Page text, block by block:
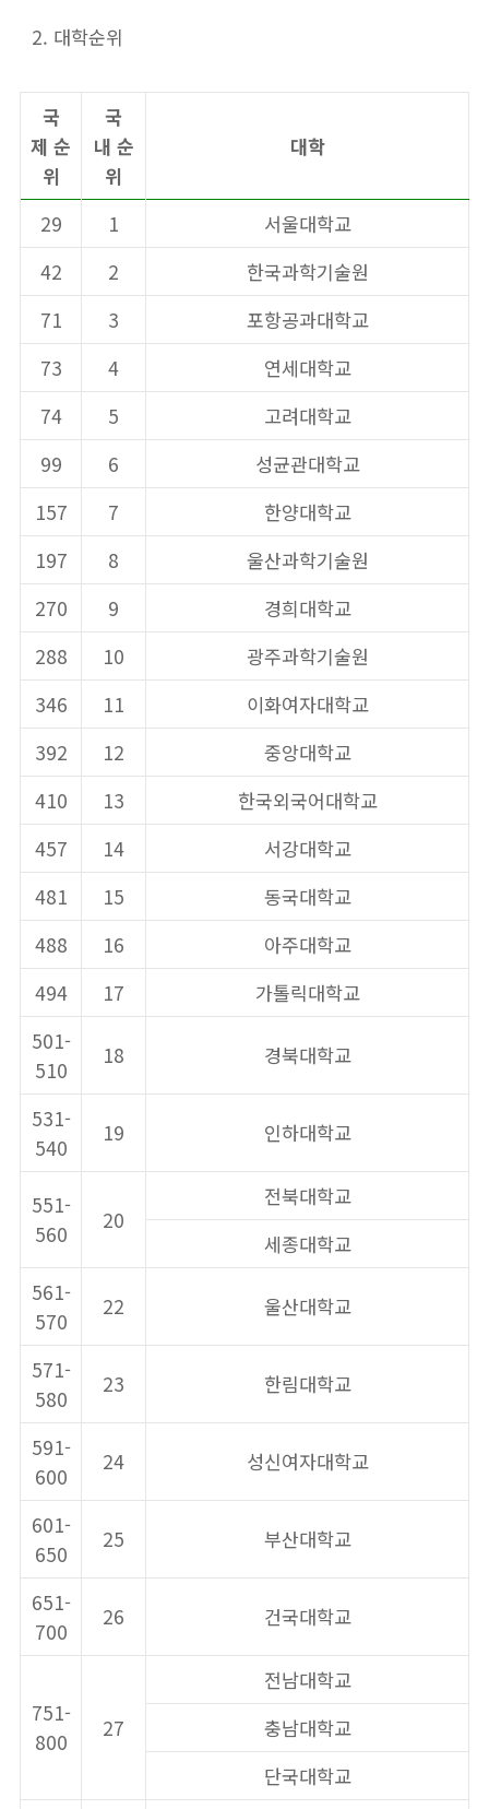
대학순위
국
제 순
위
국
내 순
위
대학
29 1
서울대학교
42
2
한국과학기술원
71
3
포항공과대학교
73
4
연세대학교
74
5
고려대학교
99
6
성균관대학교
157
7
한양대학교
197
8
울산과학기술원
270
9
경희대학교
288
10
광주과학기술원
346
11
이화여자대학교
392
12
중앙대학교
410
13
한국외국어대학교
457
14
서강대학교
481
15
동국대학교
488
16
아주대학교
494
17
가톨릭대학교
501-
510
18 경북대학교
531-
540
19 인하대학교
551-
560
20
전북대학교
세종대학교
561-
570
22 울산대학교
571-
580
23 한림대학교
591-
600
24 성신여자대학교
601-
650
25 부산대학교
651-
700
26 건국대학교
751-
800
27
전남대학교
충남대학교
단국대학교